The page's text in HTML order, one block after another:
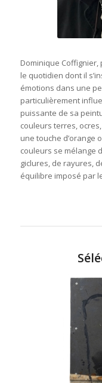
Dominique
le quotidien dont il
émotions dans une
particulièrement
puissante de sa
couleurs terres,
une touche d’orange
couleurs se mélange
giclures, de rayures,
équilibre imposé par